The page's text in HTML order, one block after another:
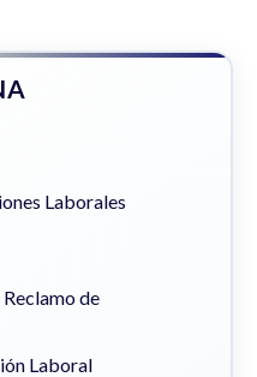
Laborales
de
Laboral